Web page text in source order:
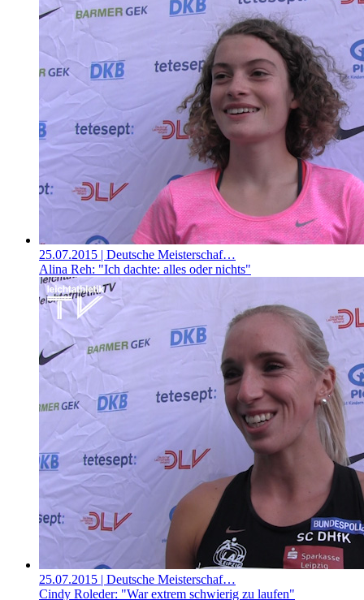
25.07.2015 | Deutsche Meisterschaf…
Alina Reh: "Ich dachte: alles oder nichts"
25.07.2015 | Deutsche Meisterschaf…
Cindy Roleder: "War extrem schwierig zu laufen"